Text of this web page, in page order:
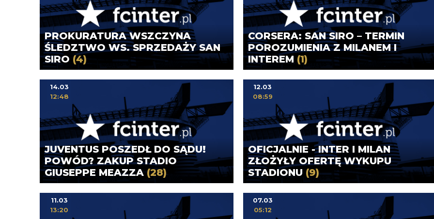
PROKURATURA WSZCZYNA
ŚLEDZTWO WS. SPRZEDAŻY SAN
SIRO (4)
CORSERA: SAN SIRO – TERMIN
POROZUMIENIA Z MILANEM I
INTEREM (1)
JUVENTUS POSZEDŁ DO SĄDU!
POWÓD? ZAKUP STADIO
GIUSEPPE MEAZZA (28)
14.03
12:48
OFICJALNIE - INTER I MILAN
ZŁOŻYŁY OFERTĘ WYKUPU
STADIONU (9)
12.03
08:59
11.03
13:20
07.03
05:12